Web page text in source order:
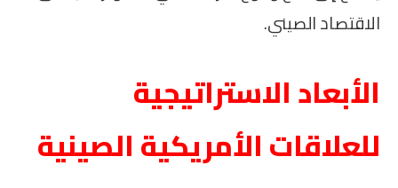
الاقتصاد الصيني.
الأبعاد الاستراتيجية
للعلاقات الأمريكية الصينية